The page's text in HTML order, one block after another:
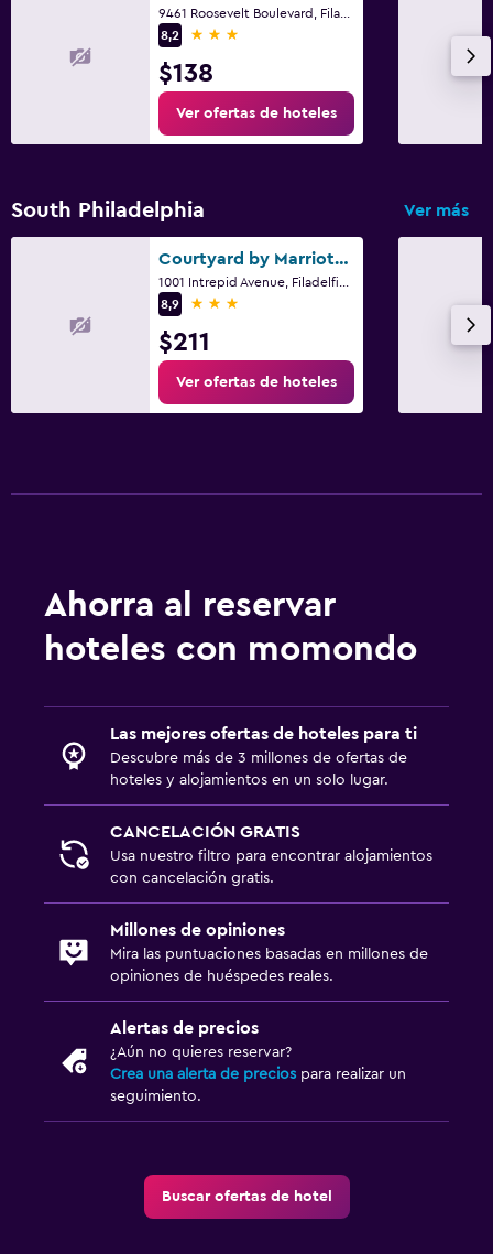
8,2
3 estrellas
$138
Ver ofertas de hoteles
South Philadelphia Ver más
Courtyard by Marriott Philadelphia South at The Navy Yard
8,9
3 estrellas
$211
Ver ofertas de hoteles
Ahorra al reservar
hoteles con momondo
Las mejores ofertas de hoteles para ti
Descubre más de 3 millones de ofertas de
hoteles y alojamientos en un solo lugar.
CANCELACIÓN GRATIS
Usa nuestro filtro para encontrar alojamientos
con cancelación gratis.
Millones de opiniones
Mira las puntuaciones basadas en millones de
opiniones de huéspedes reales.
Alertas de precios
¿Aún no quieres reservar?
Crea una alerta de precios para realizar un
seguimiento.
Buscar ofertas de hotel